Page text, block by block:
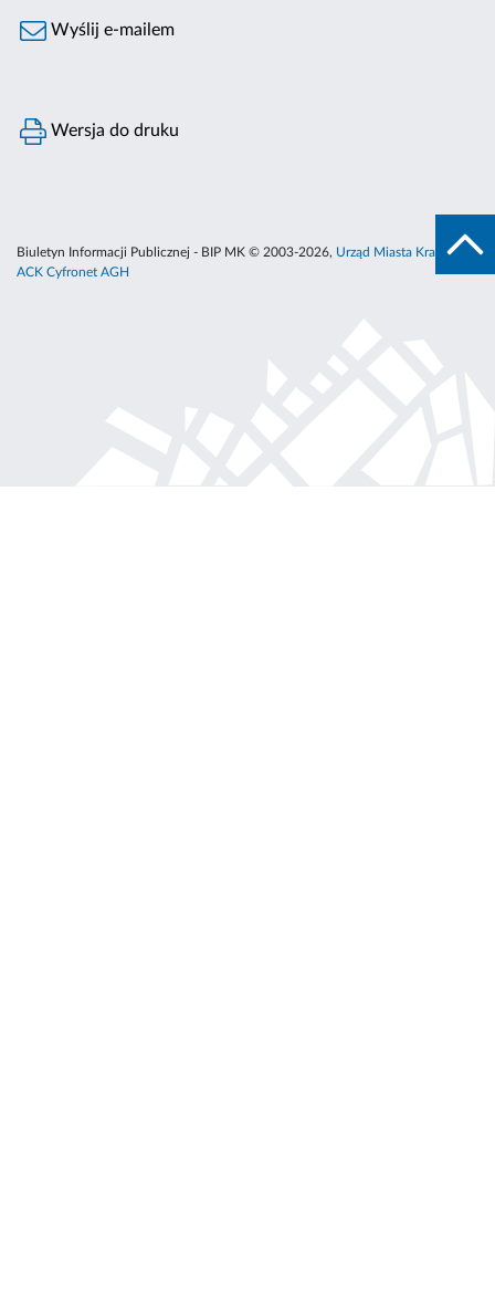
Wyślij e-mailem
Wersja do druku
Biuletyn Informacji Publicznej - BIP MK © 2003-2026, Urząd Miasta Krakowa
ACK Cyfronet AGH